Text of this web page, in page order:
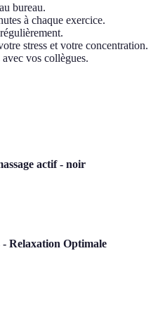
bureau.
à chaque exercice.
stress et votre concentration.
vos collègues.
actif - noir
Relaxation Optimale